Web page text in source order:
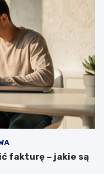
fakturę – jakie są